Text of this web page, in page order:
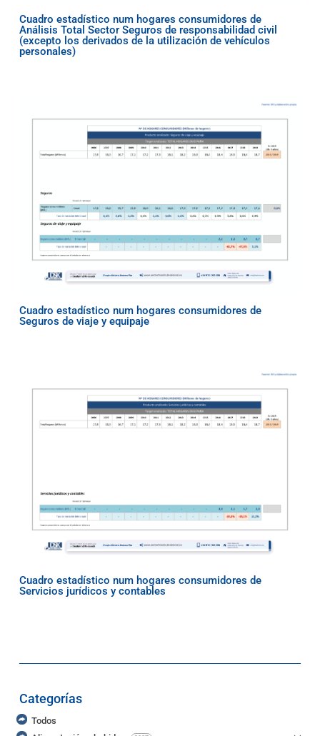
Cuadro estadístico num hogares consumidores de
Análisis Total Sector Seguros de responsabilidad civil
(excepto los derivados de la utilización de vehículos
personales)
Cuadro estadístico num hogares consumidores de
Seguros de viaje y equipaje
Cuadro estadístico num hogares consumidores de
Servicios jurídicos y contables
Categorías
Todos